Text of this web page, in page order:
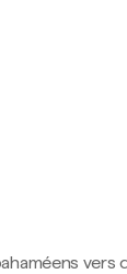
vers